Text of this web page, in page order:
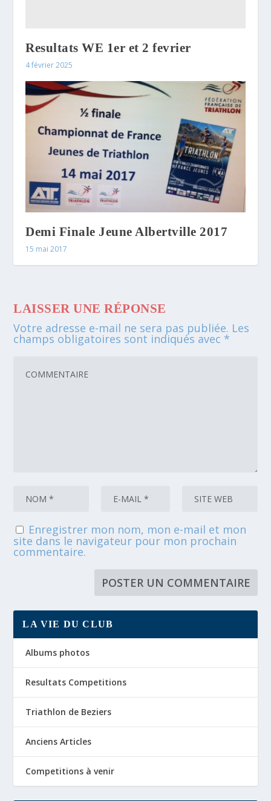
Resultats WE 1er et 2 fevrier
4 février 2025
Demi Finale Jeune Albertville 2017
15 mai 2017
LAISSER UNE RÉPONSE
Votre adresse e-mail ne sera pas publiée. Les
champs obligatoires sont indiqués avec *
Enregistrer mon nom, mon e-mail et mon
site dans le navigateur pour mon prochain
commentaire.
LA VIE DU CLUB
Albums photos
Resultats Competitions
Triathlon de Beziers
Anciens Articles
Competitions à venir